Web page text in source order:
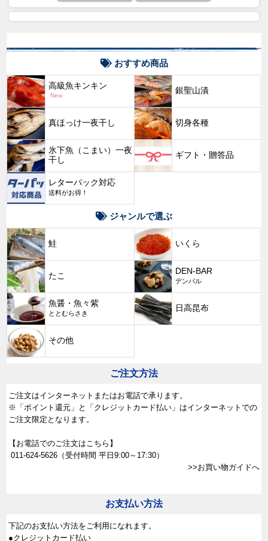
おすすめ商品
高級魚キンキン
New
銀聖山漬
真ほっけ一夜干し 切身各種
氷下魚（こまい）一夜
干し
ギフト・贈答品
レターパック対応
送料がお得！
ジャンルで選ぶ
鮭 いくら
たこ
DEN-BAR
デンバル
魚醤・魚々紫
ととむらさき
日高昆布
その他
ご注文方法
ご注文はインターネットまたはお電話で承ります。
※「ポイント還元」と「クレジットカード払い」はインターネットでの
ご注文限定となります。
【お電話でのご注文はこちら】
011-624-5626 （受付時間 平日9:00～17:30）
>>お買い物ガイドへ
お支払い方法
下記のお支払い方法をご利用になれます。
●クレジットカード払い